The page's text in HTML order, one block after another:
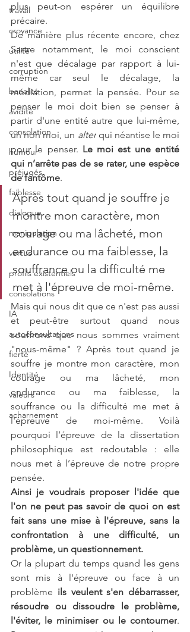
travail
croyance
utilité
corruption
banalité
avidité
consolation
humour
préjugés
faiblesse
dialogue
manipulation
vertus
profils existentiels
consolations
IA
autoconsultations
fierté
Identité
valeurs
acharnement
plus peut-on espérer un équilibre
précaire.
De manière plus récente encore, chez
Sartre notamment, le moi conscient
n'est que décalage par rapport à lui-
même car seul le décalage, la
médiation, permet la pensée. Pour se
penser le moi doit bien se penser à
partir d'une entité autre que lui-même,
un non moi, un alter qui néantise le moi
pour le penser. Le moi est une entité
qui n’arrête pas de se rater, une espèce
de fantôme.
Après tout quand je souffre je
montre mon caractère, mon
courage ou ma lâcheté, mon
endurance ou ma faiblesse, la
souffrance ou la difficulté me
met à l'épreuve de moi-même.
Mais qui nous dit que ce n'est pas aussi
et peut-être surtout quand nous
souffrons que nous sommes vraiment
"nous-même" ? Après tout quand je
souffre je montre mon caractère, mon
courage ou ma lâcheté, mon
endurance ou ma faiblesse, la
souffrance ou la difficulté me met à
l'épreuve de moi-même. Voilà
pourquoi l’épreuve de la dissertation
philosophique est redoutable : elle
nous met à l’épreuve de notre propre
pensée.
Ainsi je voudrais proposer l'idée que
l'on ne peut pas savoir de quoi on est
fait sans une mise à l'épreuve, sans la
confrontation à une difficulté, un
problème, un questionnement.
Or la plupart du temps quand les gens
sont mis à l'épreuve ou face à un
problème ils veulent s'en débarrasser,
résoudre ou dissoudre le problème,
l'éviter, le minimiser ou le contourner.